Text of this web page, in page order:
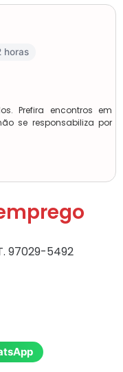
horas
Prefira encontros em
se responsabiliza por
97029-5492